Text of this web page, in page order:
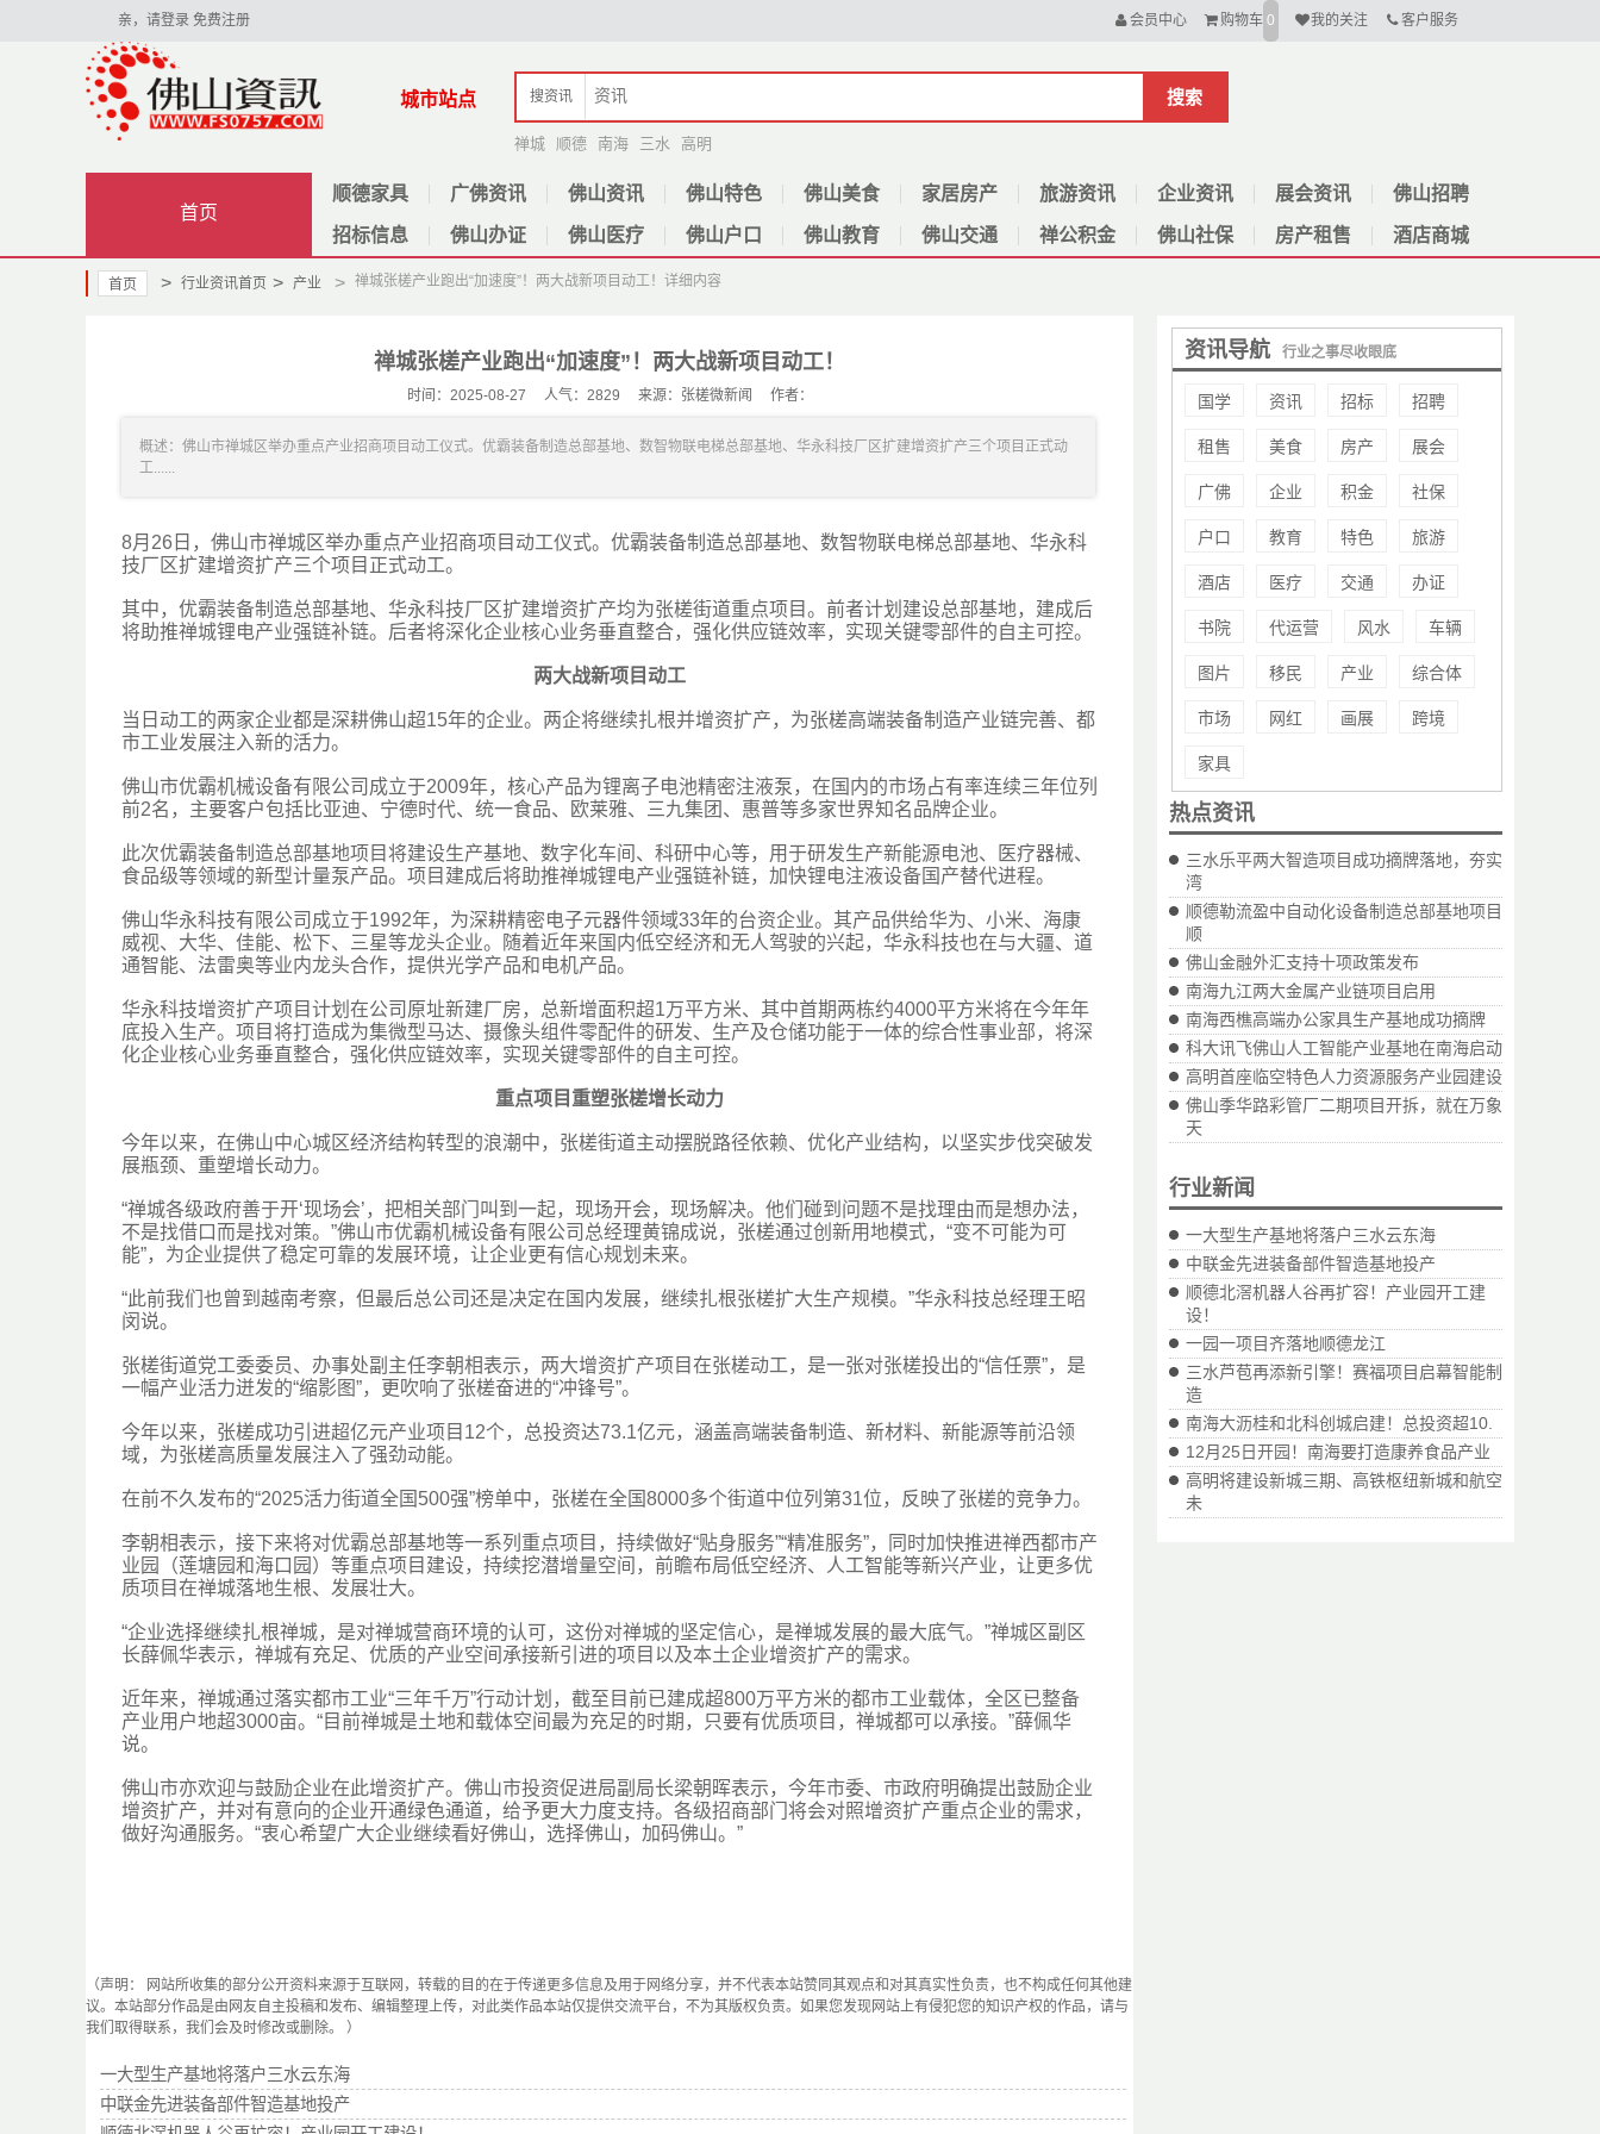
亲，请登录 免费注册 会员中心 购物车 0 我的关注 客户服务
城市站点 搜资讯 搜索
禅城 顺德 南海 三水 高明
首页
顺德家具 广佛资讯 佛山资讯 佛山特色 佛山美食 家居房产 旅游资讯 企业资讯 展会资讯 佛山招聘
招标信息 佛山办证 佛山医疗 佛山户口 佛山教育 佛山交通 禅公积金 佛山社保 房产租售 酒店商城
首页 > 行业资讯首页 > 产业 > 禅城张槎产业跑出“加速度”！两大战新项目动工！ 详细内容
资讯导航 行业之事尽收眼底
国学 资讯 招标 招聘
租售 美食 房产 展会
广佛 企业 积金 社保
户口 教育 特色 旅游
酒店 医疗 交通 办证
书院 代运营 风水 车辆
图片 移民 产业 综合体
市场 网红 画展 跨境
家具
热点资讯
三水乐平两大智造项目成功摘牌落地，夯实
湾
顺德勒流盈中自动化设备制造总部基地项目
顺
佛山金融外汇支持十项政策发布
南海九江两大金属产业链项目启用
南海西樵高端办公家具生产基地成功摘牌
科大讯飞佛山人工智能产业基地在南海启动
高明首座临空特色人力资源服务产业园建设
佛山季华路彩管厂二期项目开拆，就在万象
天
行业新闻
一大型生产基地将落户三水云东海
中联金先进装备部件智造基地投产
顺德北滘机器人谷再扩容！产业园开工建
设！
一园一项目齐落地顺德龙江
三水芦苞再添新引擎！赛福项目启幕智能制
造
南海大沥桂和北科创城启建！总投资超10.
12月25日开园！南海要打造康养食品产业
高明将建设新城三期、高铁枢纽新城和航空
未
禅城张槎产业跑出“加速度”！两大战新项目动工！
时间：2025-08-27 人气：2829 来源：张槎微新闻 作者：
概述：佛山市禅城区举办重点产业招商项目动工仪式。优霸装备制造总部基地、数智物联电梯总部基地、华永科技厂区扩建增资扩产三个项目正式动
工......
8月26日，佛山市禅城区举办重点产业招商项目动工仪式。优霸装备制造总部基地、数智物联电梯总部基地、华永科
技厂区扩建增资扩产三个项目正式动工。
其中，优霸装备制造总部基地、华永科技厂区扩建增资扩产均为张槎街道重点项目。前者计划建设总部基地，建成后
将助推禅城锂电产业强链补链。后者将深化企业核心业务垂直整合，强化供应链效率，实现关键零部件的自主可控。
两大战新项目动工
当日动工的两家企业都是深耕佛山超15年的企业。两企将继续扎根并增资扩产，为张槎高端装备制造产业链完善、都
市工业发展注入新的活力。
佛山市优霸机械设备有限公司成立于2009年，核心产品为锂离子电池精密注液泵，在国内的市场占有率连续三年位列
前2名，主要客户包括比亚迪、宁德时代、统一食品、欧莱雅、三九集团、惠普等多家世界知名品牌企业。
此次优霸装备制造总部基地项目将建设生产基地、数字化车间、科研中心等，用于研发生产新能源电池、医疗器械、
食品级等领域的新型计量泵产品。项目建成后将助推禅城锂电产业强链补链，加快锂电注液设备国产替代进程。
佛山华永科技有限公司成立于1992年，为深耕精密电子元器件领域33年的台资企业。其产品供给华为、小米、海康
威视、大华、佳能、松下、三星等龙头企业。随着近年来国内低空经济和无人驾驶的兴起，华永科技也在与大疆、道
通智能、法雷奥等业内龙头合作，提供光学产品和电机产品。
华永科技增资扩产项目计划在公司原址新建厂房，总新增面积超1万平方米、其中首期两栋约4000平方米将在今年年
底投入生产。项目将打造成为集微型马达、摄像头组件零配件的研发、生产及仓储功能于一体的综合性事业部，将深
化企业核心业务垂直整合，强化供应链效率，实现关键零部件的自主可控。
重点项目重塑张槎增长动力
今年以来，在佛山中心城区经济结构转型的浪潮中，张槎街道主动摆脱路径依赖、优化产业结构，以坚实步伐突破发
展瓶颈、重塑增长动力。
“禅城各级政府善于开‘现场会’，把相关部门叫到一起，现场开会，现场解决。他们碰到问题不是找理由而是想办法，
不是找借口而是找对策。”佛山市优霸机械设备有限公司总经理黄锦成说，张槎通过创新用地模式，“变不可能为可
能”，为企业提供了稳定可靠的发展环境，让企业更有信心规划未来。
“此前我们也曾到越南考察，但最后总公司还是决定在国内发展，继续扎根张槎扩大生产规模。”华永科技总经理王昭
闵说。
张槎街道党工委委员、办事处副主任李朝相表示，两大增资扩产项目在张槎动工，是一张对张槎投出的“信任票”，是
一幅产业活力迸发的“缩影图”，更吹响了张槎奋进的“冲锋号”。
今年以来，张槎成功引进超亿元产业项目12个，总投资达73.1亿元，涵盖高端装备制造、新材料、新能源等前沿领
域，为张槎高质量发展注入了强劲动能。
在前不久发布的“2025活力街道全国500强”榜单中，张槎在全国8000多个街道中位列第31位，反映了张槎的竞争力。
李朝相表示，接下来将对优霸总部基地等一系列重点项目，持续做好“贴身服务”“精准服务”，同时加快推进禅西都市产
业园（莲塘园和海口园）等重点项目建设，持续挖潜增量空间，前瞻布局低空经济、人工智能等新兴产业，让更多优
质项目在禅城落地生根、发展壮大。
“企业选择继续扎根禅城，是对禅城营商环境的认可，这份对禅城的坚定信心，是禅城发展的最大底气。”禅城区副区
长薛佩华表示，禅城有充足、优质的产业空间承接新引进的项目以及本土企业增资扩产的需求。
近年来，禅城通过落实都市工业“三年千万”行动计划，截至目前已建成超800万平方米的都市工业载体，全区已整备
产业用户地超3000亩。“目前禅城是土地和载体空间最为充足的时期，只要有优质项目，禅城都可以承接。”薛佩华
说。
佛山市亦欢迎与鼓励企业在此增资扩产。佛山市投资促进局副局长梁朝晖表示，今年市委、市政府明确提出鼓励企业
增资扩产，并对有意向的企业开通绿色通道，给予更大力度支持。各级招商部门将会对照增资扩产重点企业的需求，
做好沟通服务。“衷心希望广大企业继续看好佛山，选择佛山，加码佛山。”
（声明： 网站所收集的部分公开资料来源于互联网，转载的目的在于传递更多信息及用于网络分享，并不代表本站赞同其观点和对其真实性负责，也不构成任何其他建
议。本站部分作品是由网友自主投稿和发布、编辑整理上传，对此类作品本站仅提供交流平台，不为其版权负责。如果您发现网站上有侵犯您的知识产权的作品，请与
我们取得联系，我们会及时修改或删除。 ）
一大型生产基地将落户三水云东海
中联金先进装备部件智造基地投产